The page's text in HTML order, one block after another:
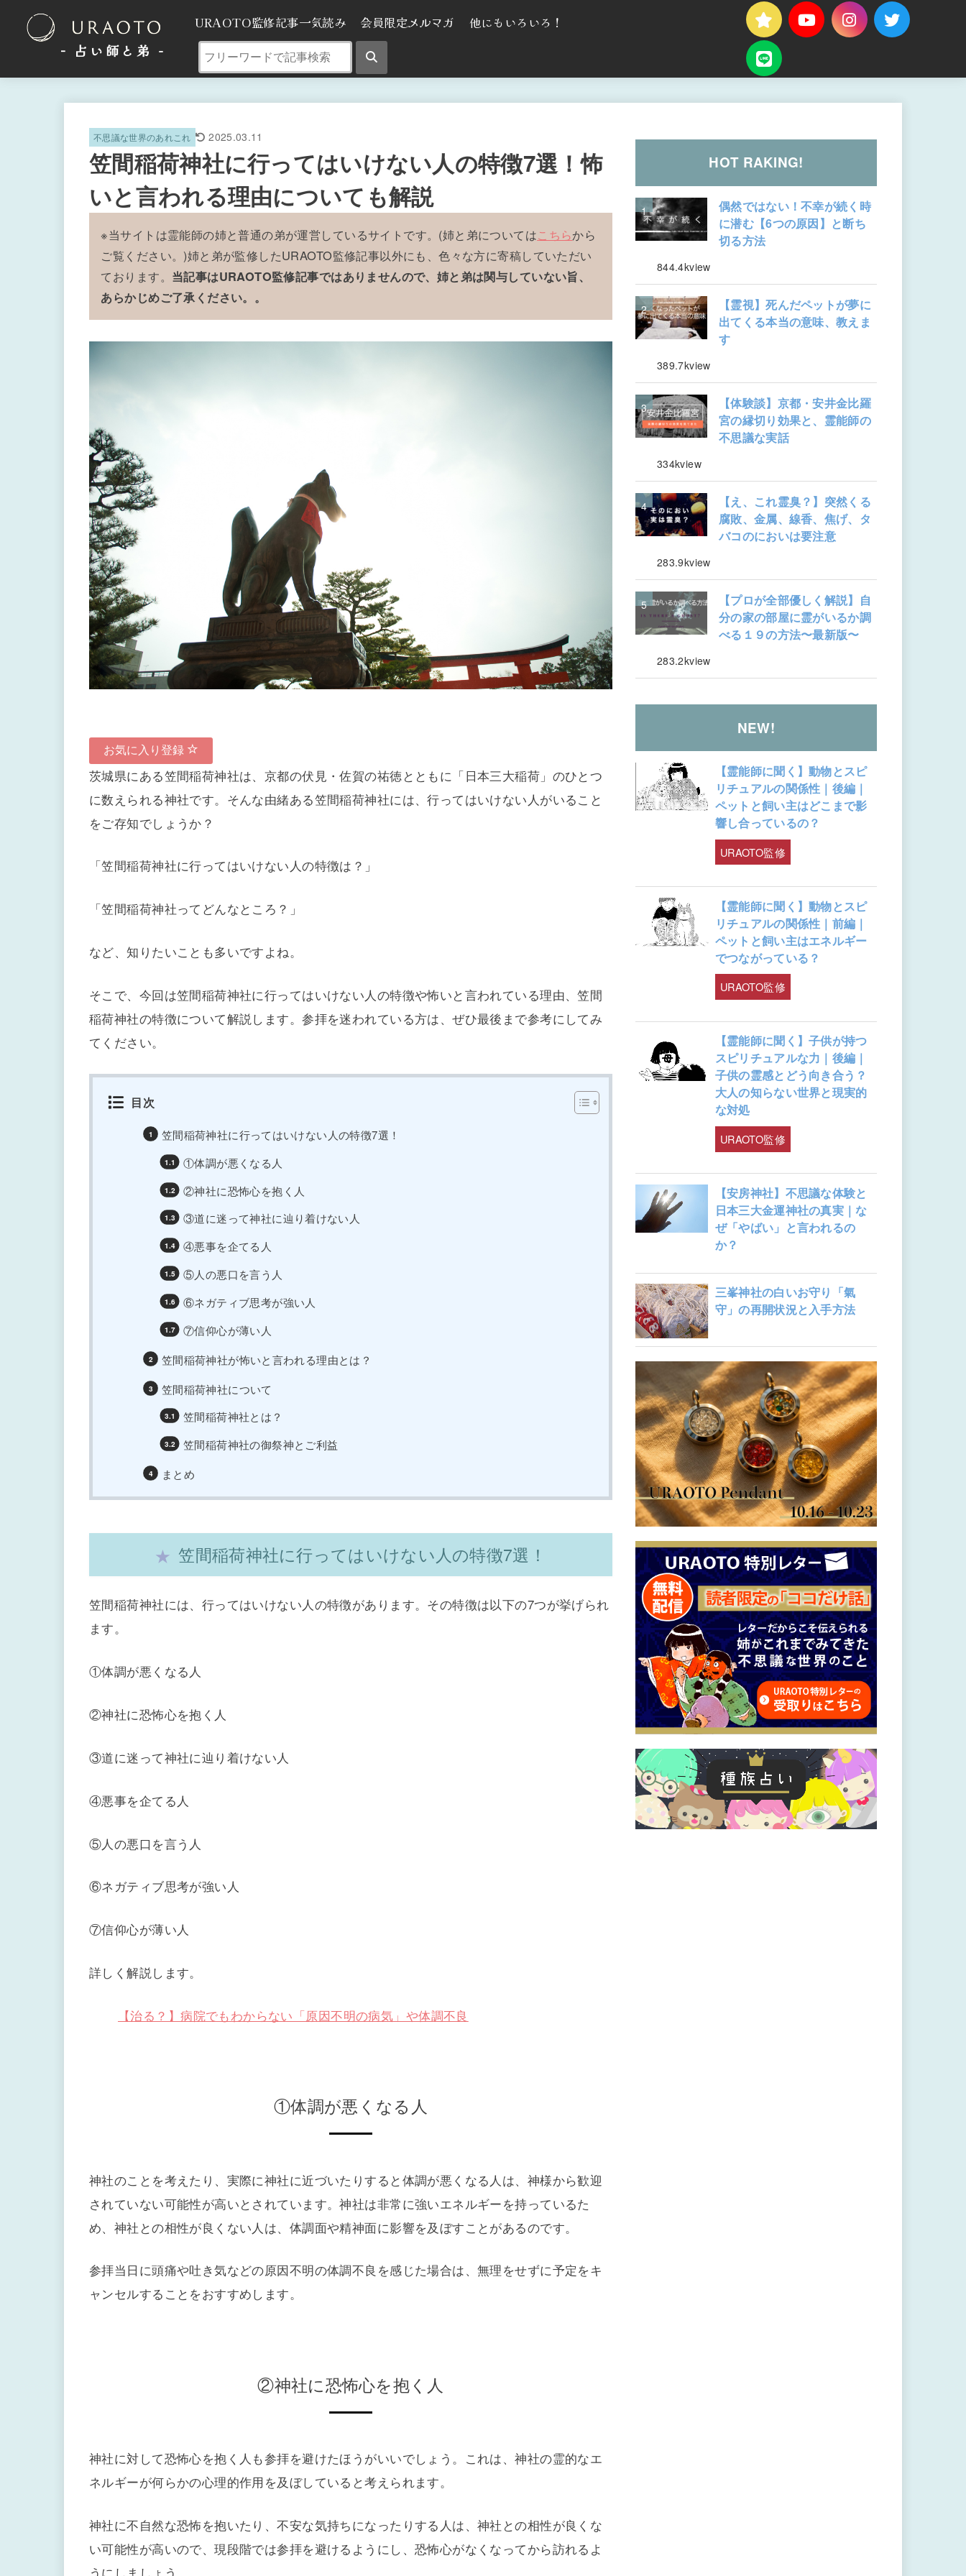
- 占い師と弟 ‐
URAOTO監修記事一気読み 会員限定メルマガ 他にもいろいろ！
不思議な世界のあれこれ 2025.03.11
笠間稲荷神社に行ってはいけない人の特徴7選！怖
いと言われる理由についても解説
※当サイトは霊能師の姉と普通の弟が運営しているサイトです。(姉と弟についてはこちらから
ご覧ください。)姉と弟が監修したURAOTO監修記事以外にも、色々な方に寄稿していただい
ております。 当記事はURAOTO監修記事ではありませんので、姉と弟は関与していない旨、
あらかじめご了承ください。。
お気に入り登録
茨城県にある笠間稲荷神社は、京都の伏見・佐賀の祐徳とともに「日本三大稲荷」のひとつ
に数えられる神社です。そんな由緒ある笠間稲荷神社には、行ってはいけない人がいること
をご存知でしょうか？
「笠間稲荷神社に行ってはいけない人の特徴は？」
「笠間稲荷神社ってどんなところ？」
など、知りたいことも多いですよね。
そこで、今回は笠間稲荷神社に行ってはいけない人の特徴や怖いと言われている理由、笠間
稲荷神社の特徴について解説します。参拝を迷われている方は、ぜひ最後まで参考にしてみ
てください。
目次
笠間稲荷神社に行ってはいけない人の特徴7選！
①体調が悪くなる人
②神社に恐怖心を抱く人
③道に迷って神社に辿り着けない人
④悪事を企てる人
⑤人の悪口を言う人
⑥ネガティブ思考が強い人
⑦信仰心が薄い人
笠間稲荷神社が怖いと言われる理由とは？
笠間稲荷神社について
笠間稲荷神社とは？
笠間稲荷神社の御祭神とご利益
まとめ
笠間稲荷神社に行ってはいけない人の特徴7選！
笠間稲荷神社には、行ってはいけない人の特徴があります。その特徴は以下の7つが挙げられ
ます。
①体調が悪くなる人
②神社に恐怖心を抱く人
③道に迷って神社に辿り着けない人
④悪事を企てる人
⑤人の悪口を言う人
⑥ネガティブ思考が強い人
⑦信仰心が薄い人
詳しく解説します。
【治る？】病院でもわからない「原因不明の病気」や体調不良
①体調が悪くなる人
神社のことを考えたり、実際に神社に近づいたりすると体調が悪くなる人は、神様から歓迎
されていない可能性が高いとされています。神社は非常に強いエネルギーを持っているた
め、神社との相性が良くない人は、体調面や精神面に影響を及ぼすことがあるのです。
参拝当日に頭痛や吐き気などの原因不明の体調不良を感じた場合は、無理をせずに予定をキ
ャンセルすることをおすすめします。
②神社に恐怖心を抱く人
神社に対して恐怖心を抱く人も参拝を避けたほうがいいでしょう。これは、神社の霊的なエ
ネルギーが何らかの心理的作用を及ぼしていると考えられます。
神社に不自然な恐怖を抱いたり、不安な気持ちになったりする人は、神社との相性が良くな
い可能性が高いので、現段階では参拝を避けるようにし、恐怖心がなくなってから訪れるよ
うにしましょう。
HOT RAKING!
偶然ではない！不幸が続く時
に潜む【6つの原因】と断ち
切る方法
844.4kview
【霊視】死んだペットが夢に
出てくる本当の意味、教えま
す
389.7kview
【体験談】京都・安井金比羅
宮の縁切り効果と、霊能師の
不思議な実話
334kview
【え、これ霊臭？】突然くる
腐敗、金属、線香、焦げ、タ
バコのにおいは要注意
283.9kview
【プロが全部優しく解説】自
分の家の部屋に霊がいるか調
べる１９の方法〜最新版〜
283.2kview
NEW!
【霊能師に聞く】動物とスピ
リチュアルの関係性｜後編｜
ペットと飼い主はどこまで影
響し合っているの？
URAOTO監修
【霊能師に聞く】動物とスピ
リチュアルの関係性｜前編｜
ペットと飼い主はエネルギー
でつながっている？
URAOTO監修
【霊能師に聞く】子供が持つ
スピリチュアルな力｜後編｜
子供の霊感とどう向き合う？
大人の知らない世界と現実的
な対処
URAOTO監修
【安房神社】不思議な体験と
日本三大金運神社の真実｜な
ぜ「やばい」と言われるの
か？
三峯神社の白いお守り「氣
守」の再開状況と入手方法